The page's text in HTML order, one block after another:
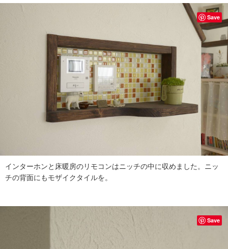
インターホンと床暖房のリモコンはニッチの中に収めました。ニッ
チの背面にもモザイクタイルを。
Save
Save